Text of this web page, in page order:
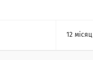
12